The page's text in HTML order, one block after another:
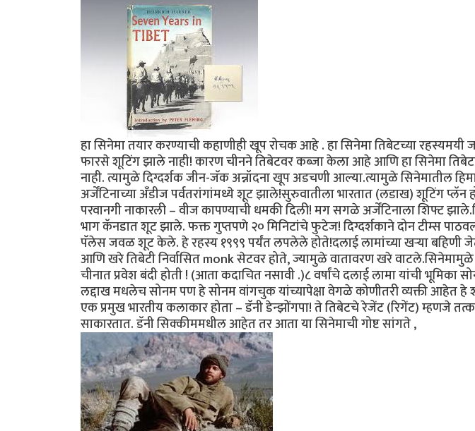
हा सिनेमा तयार करण्याची कहाणीही खूप रोचक आहे . हा सिनेमा तिबेटच्या रहस्यमयी
फारसे शूटिंग झाले नाही! कारण चीनने तिबेटवर कब्जा केला आहे आणि हा सिनेमा
नाही. त्यामुळे दिग्दर्शक जीन-जॅक अन्नॉदना खूप अडचणी आल्या.त्यामुळे सिनेमातील
अर्जेंटिनाच्या अँडीज पर्वतरांगांमध्ये शूट झाले!सुरुवातीला भारतात (लडाख) शूटिंग
परवानगी नाकारली – वीज कापण्याची धमकी दिली! मग सगळे अर्जेंटिनाला शिफ्ट
भाग कॅनडात शूट झाले. फक्त गुप्तपणे २० मिनिटांचे फुटेज! दिग्दर्शकाने दोन टीम्स
पॅलेस जवळ शूट केले. हे रहस्य १९९९ पर्यंत लपलेले होते!दलाई लामांच्या खऱ्या बहिणी
आणि खरे तिबेटी निर्वासित monk सेटवर होते, ज्यामुळे वातावरण खरे वाटले.सिनेमामुळे
चीनात प्रवेश बंदी होती ! (आता कदाचित नसावी .)८ वर्षांचे दलाई लामा यांची
लद्दाख मधलेच सोनम पण हे सोनम वांगचुक यांच्यापेक्षा वेगळे कोणीतरी व्यक्ती आहेत हे
एक प्रमुख भारतीय कलाकार होता – डॅनी डेन्झोंगपा! ते तिबेटचे रेजेंट (रिगेंट) म्हणजे
साकारतात. डॅनी सिक्कीममधील आहेत तर आता या सिनेमाची गोष्ट सांगते ,